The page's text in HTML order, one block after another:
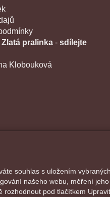
pralinka - sdílejte
Klobouková
souhlas s uložením
našeho webu, měření
rozhodnout pod tlačítkem